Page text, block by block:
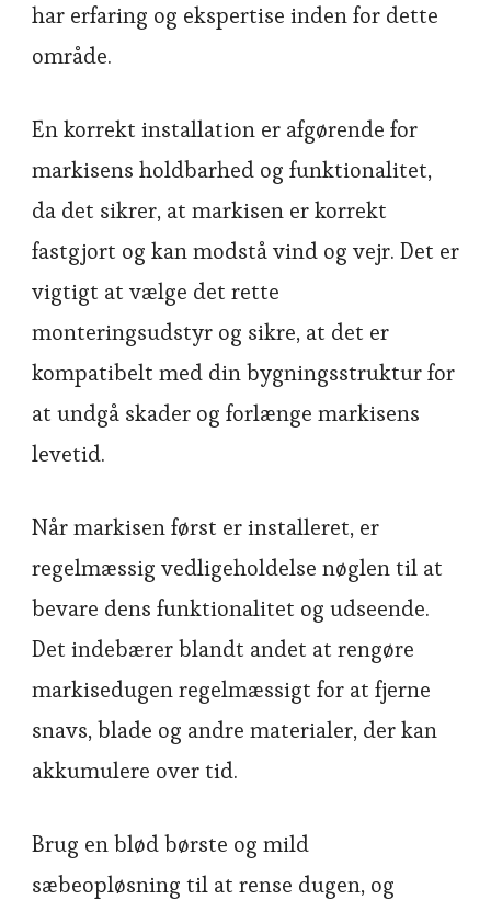
har erfaring og ekspertise inden for dette
område.
En korrekt installation er afgørende for
markisens holdbarhed og funktionalitet,
da det sikrer, at markisen er korrekt
fastgjort og kan modstå vind og vejr. Det er
vigtigt at vælge det rette
monteringsudstyr og sikre, at det er
kompatibelt med din bygningsstruktur for
at undgå skader og forlænge markisens
levetid.
Når markisen først er installeret, er
regelmæssig vedligeholdelse nøglen til at
bevare dens funktionalitet og udseende.
Det indebærer blandt andet at rengøre
markisedugen regelmæssigt for at fjerne
snavs, blade og andre materialer, der kan
akkumulere over tid.
Brug en blød børste og mild
sæbeopløsning til at rense dugen, og